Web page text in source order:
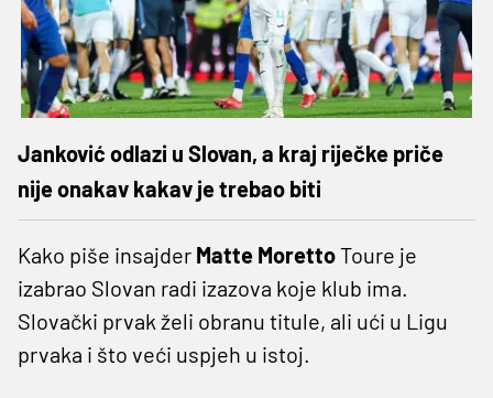
Janković odlazi u Slovan, a kraj riječke priče
nije onakav kakav je trebao biti
Kako piše insajder Matte MorettoToure je
izabrao Slovan radi izazova koje klub ima.
Slovački prvak želi obranu titule, ali ući u Ligu
prvaka i što veći uspjeh u istoj.